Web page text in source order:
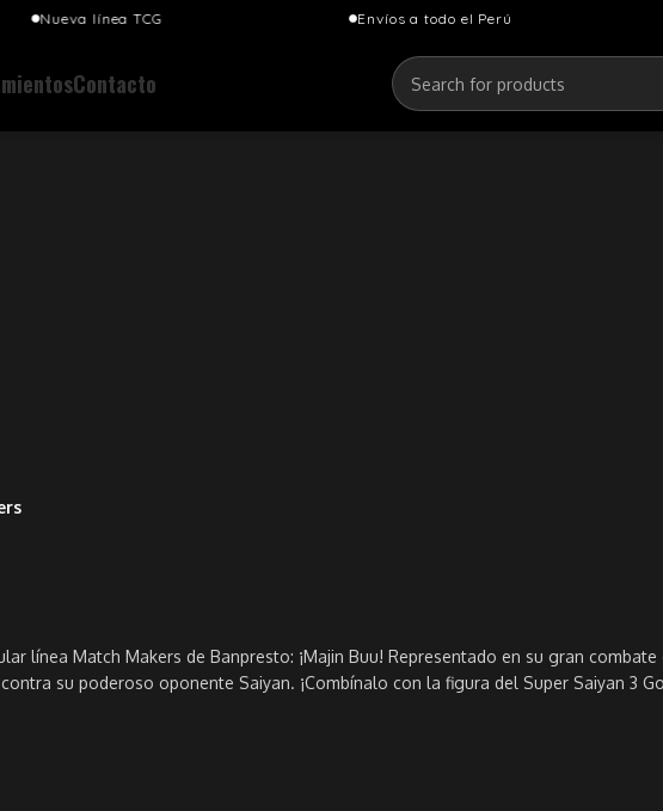
TCG Envíos a todo el Perú
Contacto
línea Match Makers de Banpresto: ¡Majin Buu! Representado en su gran combate
su poderoso oponente Saiyan. ¡Combínalo con la figura del Super Saiyan 3